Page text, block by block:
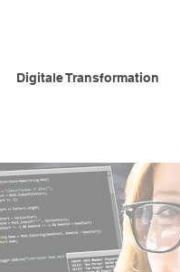
Digitale Transformation